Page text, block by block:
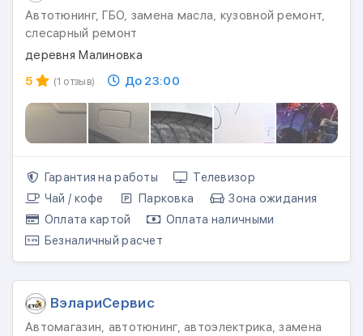
Автотюнинг, ГБО, замена масла, кузовной ремонт,
слесарный ремонт
деревня Малиновка
5
(1 отзыв) До 23:00
Гарантия на работы
Телевизор
Чай / кофе
Парковка
Зона ожидания
Оплата картой
Оплата наличными
Безналичный расчет
ВэлариСервис
Автомагазин, автотюнинг, автоэлектрика, замена